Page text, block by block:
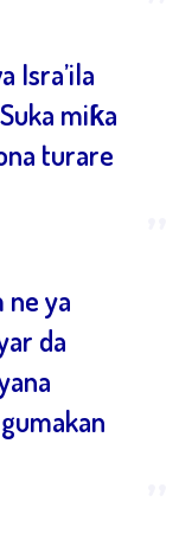
Isra’ila
miƙa
turare
ne ya
da